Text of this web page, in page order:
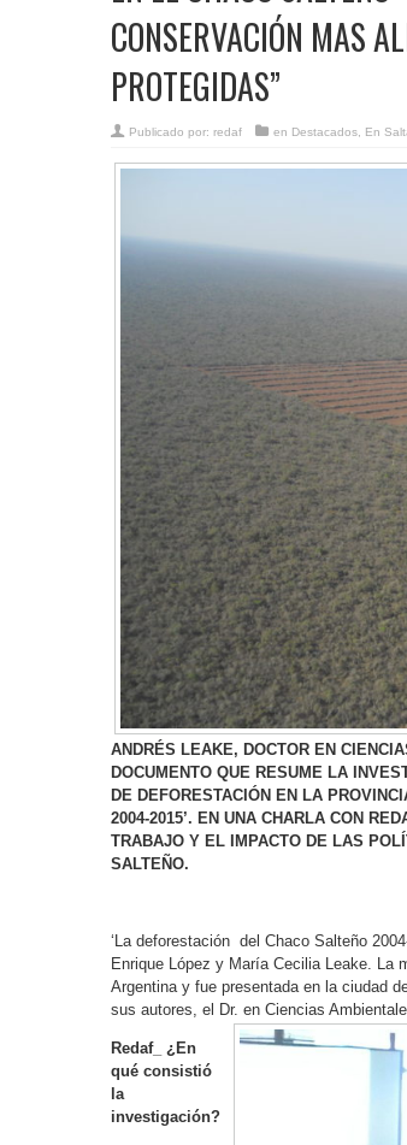
CONSERVACIÓN MAS
PROTEGIDAS”
Publicado por: redaf en Destacados En
ANDRÉS LEAKE, DOCTOR EN
DOCUMENTO QUE RESUME LA
DE DEFORESTACIÓN EN LA
2004-2015’. EN UNA CHARLA CON
TRABAJO Y EL IMPACTO DE LAS
SALTEÑO.
‘La deforestación del Chaco Salteño
Enrique López y María Cecilia Leake. La
Argentina y fue presentada en la ciudad
sus autores, el Dr. en Ciencias
Redaf_ ¿En
qué consistió
la
investigación?